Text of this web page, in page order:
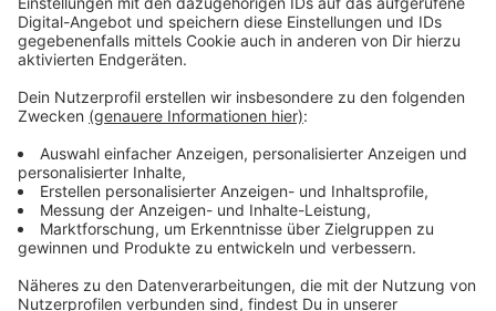
Anzeige
Bürgermeister Steffen Mues betonte bei einem Vor-
Ort-Termin die Bedeutung der Maßnahme: „Mit der
Sanierung Am Eichenhang investieren wir gezielt in die
Erhaltung und Verbesserung unseres Straßennetzes.“
Insgesamt stehen im aktuellen Haushalt 14 Millionen
Euro für Straßenbau und -sanierung zur Verfügung.